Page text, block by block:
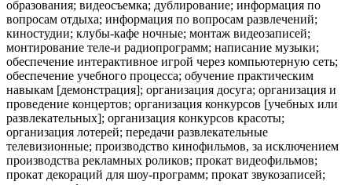
образования; видеосъемка; дублирование; информация по
вопросам отдыха; информация по вопросам развлечений;
киностудии; клубы-кафе ночные; монтаж видеозаписей;
монтирование теле-и радиопрограмм; написание музыки;
обеспечение интерактивное игрой через компьютерную сеть;
обеспечение учебного процесса; обучение практическим
навыкам [демонстрация]; организация досуга; организация и
проведение концертов; организация конкурсов [учебных или
развлекательных]; организация конкурсов красоты;
организация лотерей; передачи развлекательные
телевизионные; производство кинофильмов, за исключением
производства рекламных роликов; прокат видеофильмов;
прокат декораций для шоу-программ; прокат звукозаписей;